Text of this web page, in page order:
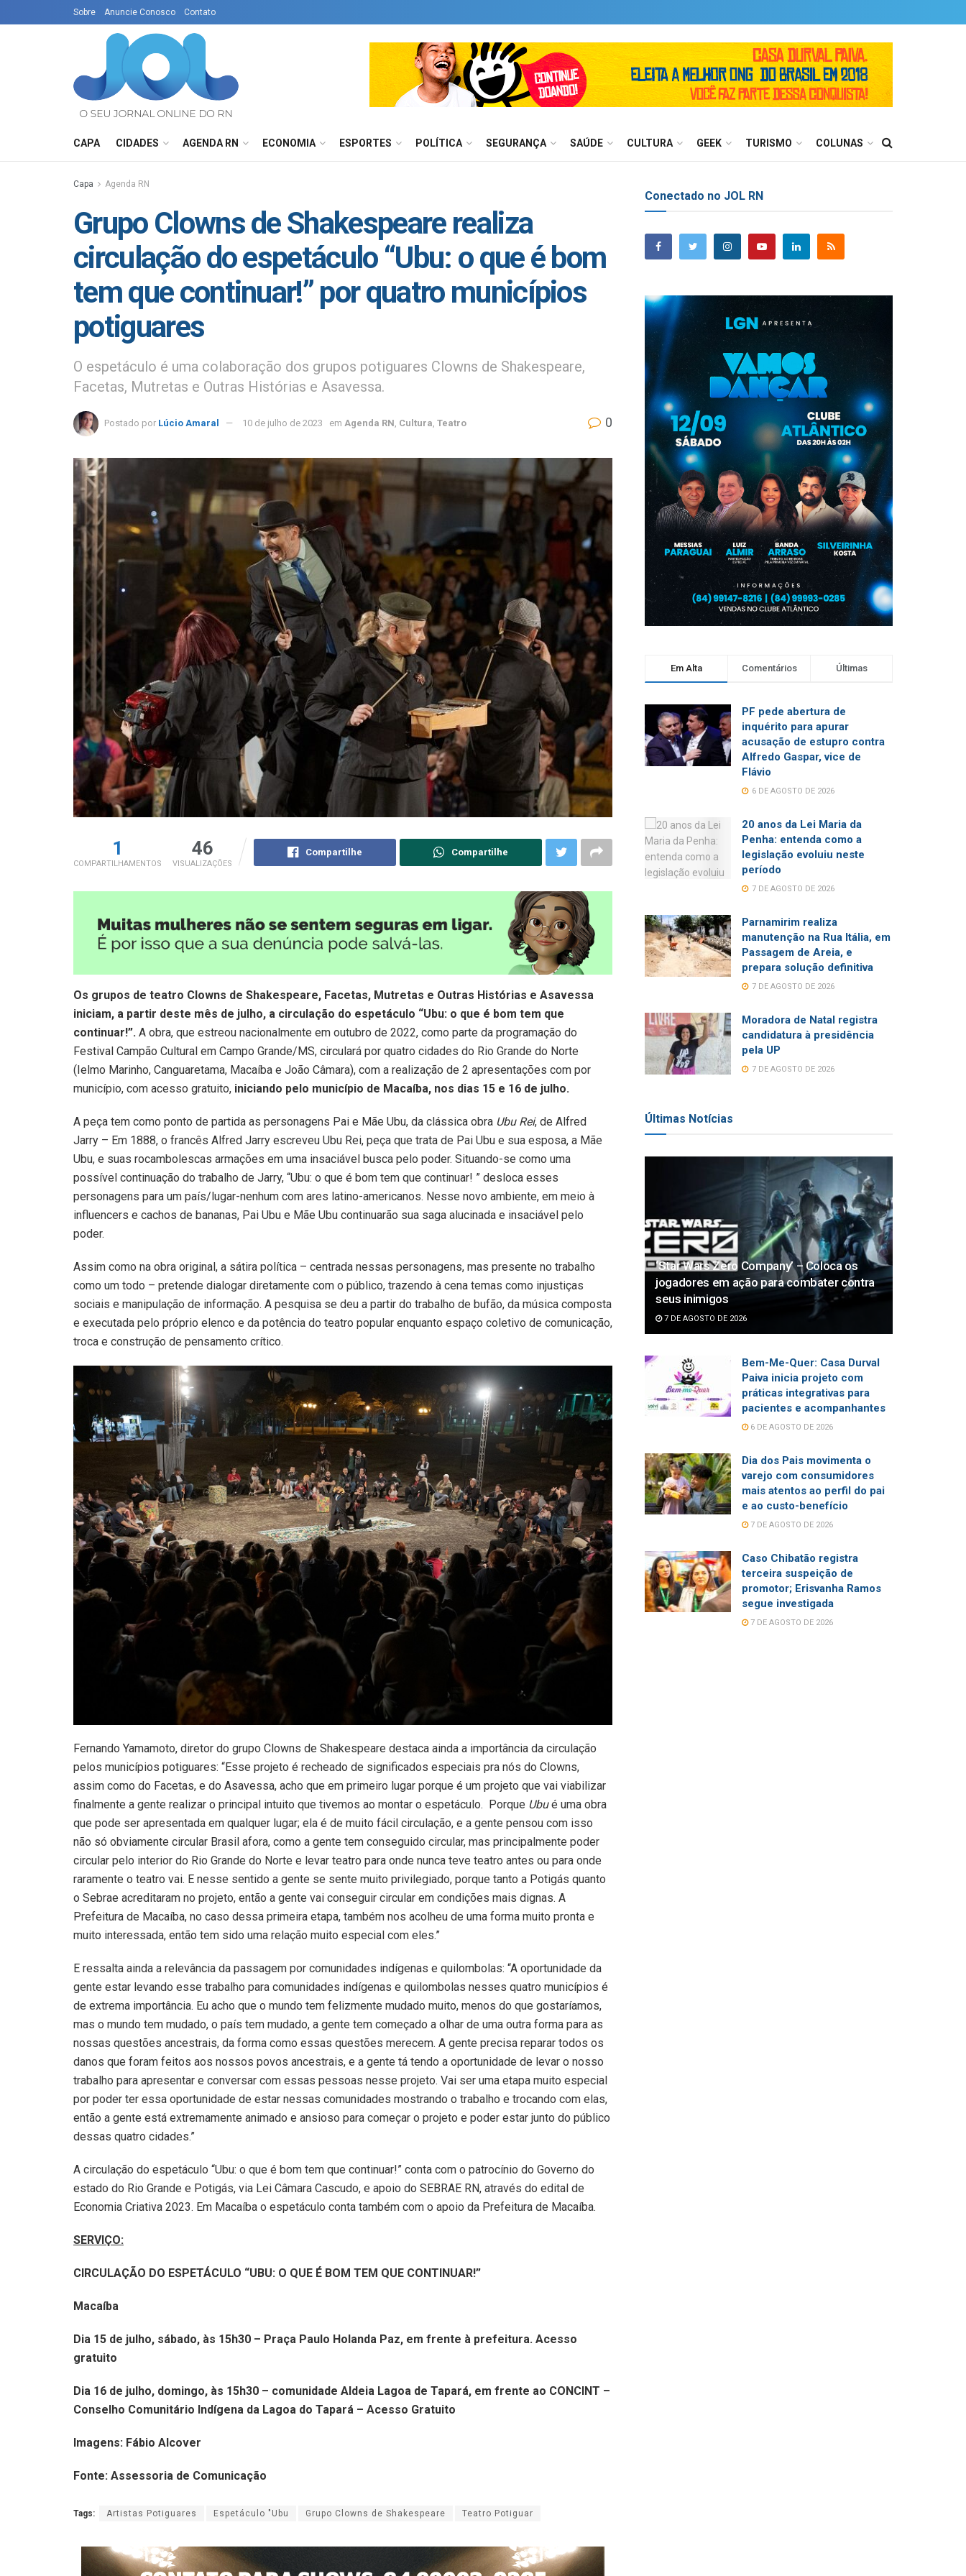
Sobre Anuncie Conosco Contato
CAPA CIDADES AGENDA RN ECONOMIA ESPORTES POLÍTICA SEGURANÇA SAÚDE CULTURA GEEK TURISMO COLUNAS
Capa Agenda RN
Grupo Clowns de Shakespeare realiza
circulação do espetáculo “Ubu: o que é bom
tem que continuar!” por quatro municípios
potiguares
O espetáculo é uma colaboração dos grupos potiguares Clowns de Shakespeare,
Facetas, Mutretas e Outras Histórias e Asavessa.
Postado por Lúcio Amaral 10 de julho de 2023 em Agenda RN Cultura Teatro 0
1
COMPARTILHAMENTOS
46
VISUALIZAÇÕES
Compartilhe Compartilhe
Os grupos de teatro Clowns de Shakespeare, Facetas, Mutretas e Outras Histórias e Asavessa
iniciam, a partir deste mês de julho, a circulação do espetáculo “Ubu: o que é bom tem que
continuar!”. A obra, que estreou nacionalmente em outubro de 2022, como parte da programação do
Festival Campão Cultural em Campo Grande/MS, circulará por quatro cidades do Rio Grande do Norte
(Ielmo Marinho, Canguaretama, Macaíba e João Câmara), com a realização de 2 apresentações com por
município, com acesso gratuito, iniciando pelo município de Macaíba, nos dias 15 e 16 de julho.
A peça tem como ponto de partida as personagens Pai e Mãe Ubu, da clássica obra Ubu Rei, de Alfred
Jarry – Em 1888, o francês Alfred Jarry escreveu Ubu Rei, peça que trata de Pai Ubu e sua esposa, a Mãe
Ubu, e suas rocambolescas armações em uma insaciável busca pelo poder. Situando-se como uma
possível continuação do trabalho de Jarry, “Ubu: o que é bom tem que continuar! ” desloca esses
personagens para um país/lugar-nenhum com ares latino-americanos. Nesse novo ambiente, em meio à
influencers e cachos de bananas, Pai Ubu e Mãe Ubu continuarão sua saga alucinada e insaciável pelo
poder.
Assim como na obra original, a sátira política – centrada nessas personagens, mas presente no trabalho
como um todo – pretende dialogar diretamente com o público, trazendo à cena temas como injustiças
sociais e manipulação de informação. A pesquisa se deu a partir do trabalho de bufão, da música composta
e executada pelo próprio elenco e da potência do teatro popular enquanto espaço coletivo de comunicação,
troca e construção de pensamento crítico.
Fernando Yamamoto, diretor do grupo Clowns de Shakespeare destaca ainda a importância da circulação
pelos municípios potiguares: “Esse projeto é recheado de significados especiais pra nós do Clowns,
assim como do Facetas, e do Asavessa, acho que em primeiro lugar porque é um projeto que vai viabilizar
finalmente a gente realizar o principal intuito que tivemos ao montar o espetáculo. Porque Ubué uma obra
que pode ser apresentada em qualquer lugar; ela é de muito fácil circulação, e a gente pensou com isso
não só obviamente circular Brasil afora, como a gente tem conseguido circular, mas principalmente poder
circular pelo interior do Rio Grande do Norte e levar teatro para onde nunca teve teatro antes ou para onde
raramente o teatro vai. E nesse sentido a gente se sente muito privilegiado, porque tanto a Potigás quanto
o Sebrae acreditaram no projeto, então a gente vai conseguir circular em condições mais dignas. A
Prefeitura de Macaíba, no caso dessa primeira etapa, também nos acolheu de uma forma muito pronta e
muito interessada, então tem sido uma relação muito especial com eles.”
E ressalta ainda a relevância da passagem por comunidades indígenas e quilombolas: “A oportunidade da
gente estar levando esse trabalho para comunidades indígenas e quilombolas nesses quatro municípios é
de extrema importância. Eu acho que o mundo tem felizmente mudado muito, menos do que gostaríamos,
mas o mundo tem mudado, o país tem mudado, a gente tem começado a olhar de uma outra forma para as
nossas questões ancestrais, da forma como essas questões merecem. A gente precisa reparar todos os
danos que foram feitos aos nossos povos ancestrais, e a gente tá tendo a oportunidade de levar o nosso
trabalho para apresentar e conversar com essas pessoas nesse projeto. Vai ser uma etapa muito especial
por poder ter essa oportunidade de estar nessas comunidades mostrando o trabalho e trocando com elas,
então a gente está extremamente animado e ansioso para começar o projeto e poder estar junto do público
dessas quatro cidades.”
A circulação do espetáculo “Ubu: o que é bom tem que continuar!” conta com o patrocínio do Governo do
estado do Rio Grande e Potigás, via Lei Câmara Cascudo, e apoio do SEBRAE RN, através do edital de
Economia Criativa 2023. Em Macaíba o espetáculo conta também com o apoio da Prefeitura de Macaíba.
SERVIÇO:
CIRCULAÇÃO DO ESPETÁCULO “UBU: O QUE É BOM TEM QUE CONTINUAR!”
Macaíba
Dia 15 de julho, sábado, às 15h30 – Praça Paulo Holanda Paz, em frente à prefeitura. Acesso
gratuito
Dia 16 de julho, domingo, às 15h30 – comunidade Aldeia Lagoa de Tapará, em frente ao CONCINT –
Conselho Comunitário Indígena da Lagoa do Tapará – Acesso Gratuito
Imagens: Fábio Alcover
Fonte: Assessoria de Comunicação
Tags: Artistas Potiguares Espetáculo "Ubu Grupo Clowns de Shakespeare Teatro Potiguar
Conectado no JOL RN
Em Alta Comentários Últimas
PF pede abertura de
inquérito para apurar
acusação de estupro contra
Alfredo Gaspar, vice de
Flávio
6 DE AGOSTO DE 2026
20 anos da Lei Maria da
Penha: entenda como a
legislação evoluiu neste
período
7 DE AGOSTO DE 2026
Parnamirim realiza
manutenção na Rua Itália, em
Passagem de Areia, e
prepara solução definitiva
7 DE AGOSTO DE 2026
Moradora de Natal registra
candidatura à presidência
pela UP
7 DE AGOSTO DE 2026
Últimas Notícias
‘Star Wars Zero Company’ – Coloca os
jogadores em ação para combater contra
seus inimigos
7 DE AGOSTO DE 2026
Bem-Me-Quer: Casa Durval
Paiva inicia projeto com
práticas integrativas para
pacientes e acompanhantes
6 DE AGOSTO DE 2026
Dia dos Pais movimenta o
varejo com consumidores
mais atentos ao perfil do pai
e ao custo-benefício
7 DE AGOSTO DE 2026
Caso Chibatão registra
terceira suspeição de
promotor; Erisvanha Ramos
segue investigada
7 DE AGOSTO DE 2026